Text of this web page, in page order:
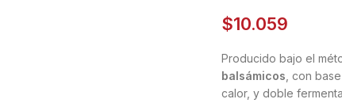
$10.059
Producido bajo el
balsámicos , con
calor, y doble